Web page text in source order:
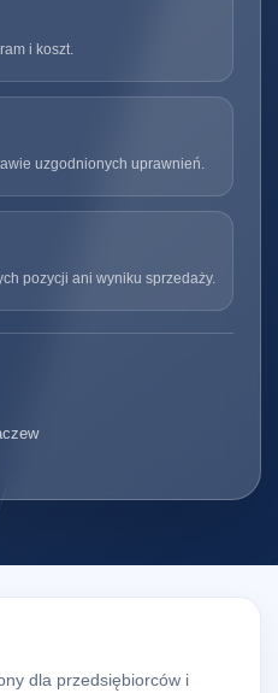
i koszt.
uzgodnionych uprawnień.
pozycji ani wyniku sprzedaży.
dla przedsiębiorców i